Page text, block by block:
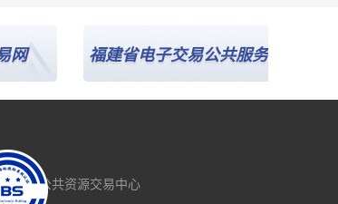
福建省电子交易公共服务平台
福建省公共资源交易中心